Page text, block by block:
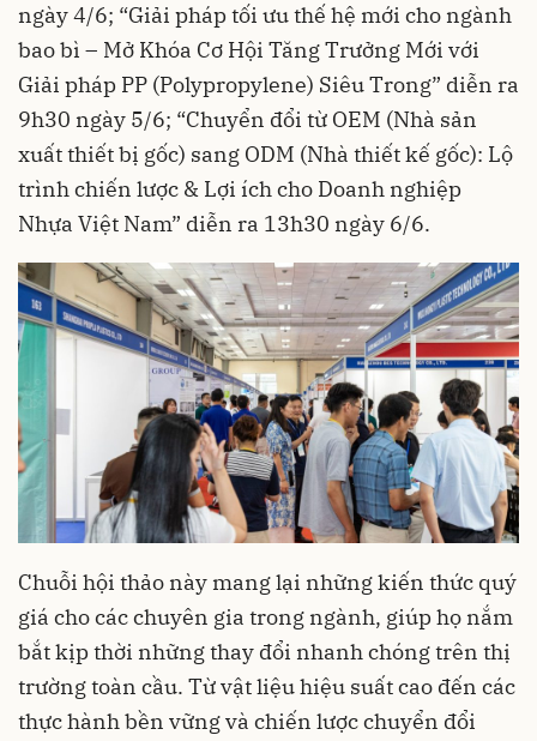
ngày 4/6; “Giải pháp tối ưu thế hệ mới cho ngành
bao bì – Mở Khóa Cơ Hội Tăng Trưởng Mới với
Giải pháp PP (Polypropylene) Siêu Trong” diễn ra
9h30 ngày 5/6; “Chuyển đổi từ OEM (Nhà sản
xuất thiết bị gốc) sang ODM (Nhà thiết kế gốc): Lộ
trình chiến lược & Lợi ích cho Doanh nghiệp
Nhựa Việt Nam” diễn ra 13h30 ngày 6/6.
Chuỗi hội thảo này mang lại những kiến thức quý
giá cho các chuyên gia trong ngành, giúp họ nắm
bắt kịp thời những thay đổi nhanh chóng trên thị
trường toàn cầu. Từ vật liệu hiệu suất cao đến các
thực hành bền vững và chiến lược chuyển đổi